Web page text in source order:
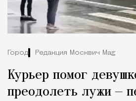
Город Редакция Москвич Mag
Курьер помог
преодолеть лужи —